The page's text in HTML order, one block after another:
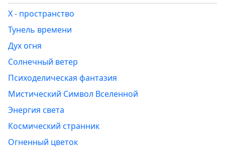
Х - пространство
Тунель времени
Дух огня
Солнечный ветер
Психоделическая фантазия
Мистический Символ Вселенной
Энергия света
Космический странник
Огненный цветок